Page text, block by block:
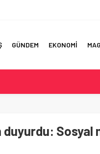
GÜNDEM EKONOMİ
EN BÜYÜK HATALAR
duyurdu: Sosyal